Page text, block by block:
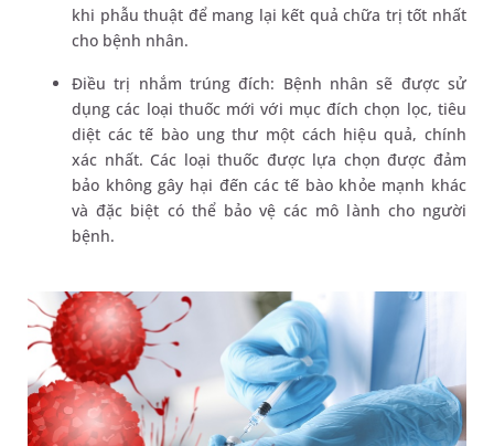
khi phẫu thuật để mang lại kết quả chữa trị tốt nhất
cho bệnh nhân.
Điều trị nhắm trúng đích: Bệnh nhân sẽ được sử
dụng các loại thuốc mới với mục đích chọn lọc, tiêu
diệt các tế bào ung thư một cách hiệu quả, chính
xác nhất. Các loại thuốc được lựa chọn được đảm
bảo không gây hại đến các tế bào khỏe mạnh khác
và đặc biệt có thể bảo vệ các mô lành cho người
bệnh.